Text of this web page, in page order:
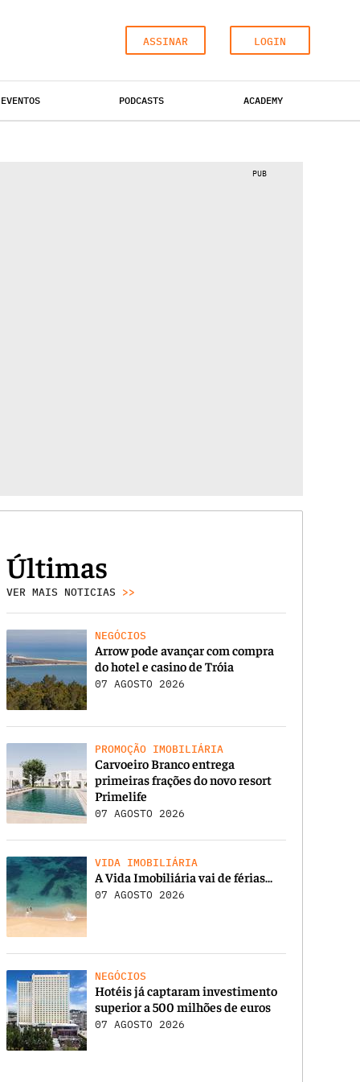
ASSINAR LOGIN
EVENTOS PODCASTS ACADEMY
PUB
Últimas
VER MAIS NOTICIAS >>
NEGÓCIOS
Arrow pode avançar com compra
do hotel e casino de Tróia
07 AGOSTO 2026
PROMOÇÃO IMOBILIÁRIA
Carvoeiro Branco entrega
primeiras frações do novo resort
Primelife
07 AGOSTO 2026
VIDA IMOBILIÁRIA
A Vida Imobiliária vai de férias…
07 AGOSTO 2026
NEGÓCIOS
Hotéis já captaram investimento
superior a 500 milhões de euros
07 AGOSTO 2026